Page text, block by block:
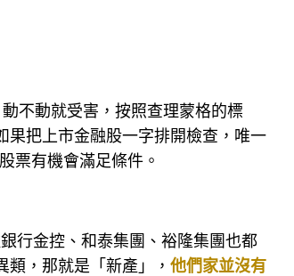
不動就受害，按照查理蒙格的標
果把上市金融股一字排開檢查，唯一
票有機會滿足條件。
行金控、和泰集團、裕隆集團也都
，那就是「新產」， 他們家並沒有